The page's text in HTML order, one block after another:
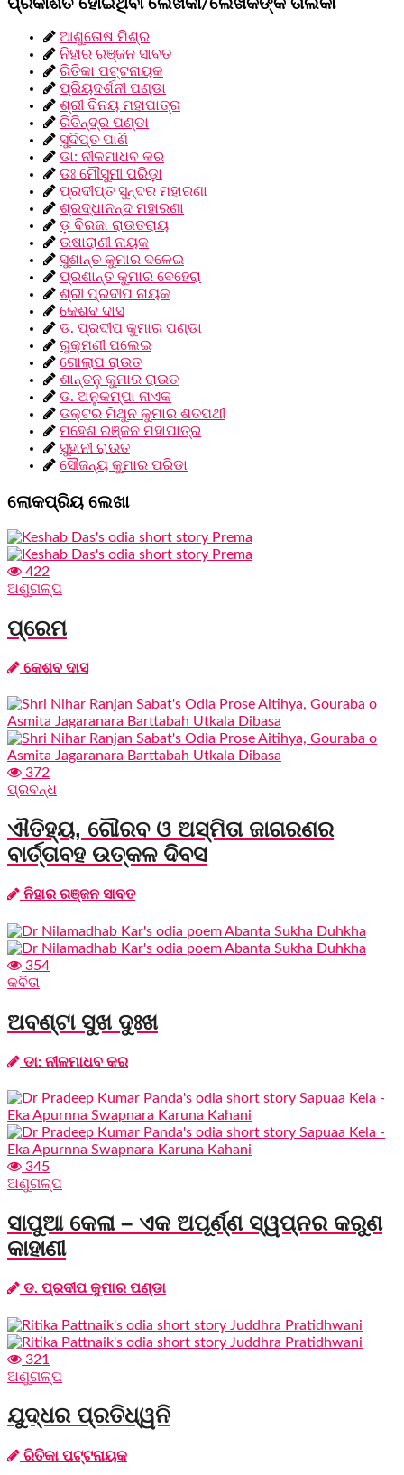
ପ୍ରକାଶିତ ହୋଇଥିବା ଲେଖିକା/ଲେଖକଙ୍କ ତାଲିକା
ଆଶୁତୋଷ ମିଶ୍ର
ନିହାର ରଞ୍ଜନ ସାବତ
ରିତିକା ପଟ୍ଟନାୟକ
ପ୍ରିୟଦର୍ଶନୀ ପଣ୍ଡା
ଶ୍ରୀ ବିନୟ ମହାପାତ୍ର
ରିତିନ୍ଦ୍ର ପଣ୍ଡା
ସୁଦିପ୍ତ ପାଣି
ଡା: ନୀଳମାଧବ କର
ଡଃ ମୌସୁମୀ ପରିଡ଼ା
ପ୍ରଦୀପ୍ତ ସୁନ୍ଦର ମହାରଣା
ଶ୍ରଦ୍ଧାନନ୍ଦ ମହାରଣା
ଡ଼ ବିରଜା ରାଉତରାୟ
ଉଷାରାଣୀ ନାୟକ
ସୁଶାନ୍ତ କୁମାର ଦଳେଇ
ପ୍ରଶାନ୍ତ କୁମାର ବେହେରା
ଶ୍ରୀ ପ୍ରଦୀପ ନାୟକ
କେଶବ ଦାସ
ଡ. ପ୍ରଦୀପ କୁମାର ପଣ୍ଡା
ରୁକ୍ମଣୀ ପଲେଇ
ଗୋଲାପ ରାଉତ
ଶାନ୍ତନୁ କୁମାର ରାଉତ
ଡ. ଅନୁକମ୍ପା ନାଏକ
ଡକ୍ଟର ମିଥୁନ କୁମାର ଶତପଥୀ
ମହେଶ ରଞ୍ଜନ ମହାପାତ୍ର
ସୁହାନୀ ରାଉତ
ସୌଜନ୍ୟ କୁମାର ପରିଡା
ଲୋକପ୍ରିୟ ଲେଖା
422
ଅଣୁଗଳ୍ପ
ପ୍ରେମ
କେଶବ ଦାସ
372
ପ୍ରବନ୍ଧ
ଐତିହ୍ୟ, ଗୌରବ ଓ ଅସ୍ମିତା ଜାଗରଣର
ବାର୍ତ୍ତାବହ ଉତ୍କଳ ଦିବସ
ନିହାର ରଞ୍ଜନ ସାବତ
354
କବିତା
ଅବଣ୍ଟା ସୁଖ ଦୁଃଖ
ଡା: ନୀଳମାଧବ କର
345
ଅଣୁଗଳ୍ପ
ସାପୁଆ କେଳା – ଏକ ଅପୂର୍ଣ୍ଣ ସ୍ୱପ୍ନର କରୁଣ
କାହାଣୀ
ଡ. ପ୍ରଦୀପ କୁମାର ପଣ୍ଡା
321
ଅଣୁଗଳ୍ପ
ଯୁଦ୍ଧର ପ୍ରତିଧ୍ୱନି
ରିତିକା ପଟ୍ଟନାୟକ